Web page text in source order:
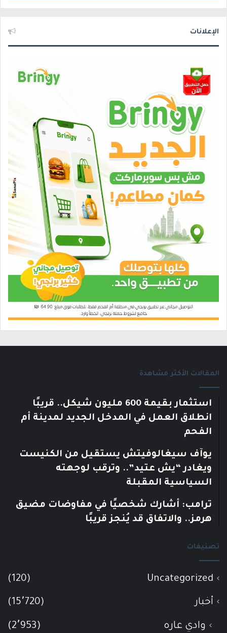
الإعلانات
المقالات الأكثر مشاهدة
استثمار بقيمة 600 مليون شيكل.. قريبًا
انطلاق العمل في المدخل الجديد لمدينة أم
الفحم
يوآف سيغالوفيتش يستقيل من الكنيست
ويغادر “يش عتيد”.. وترقب لوجهته
السياسية المقبلة
ترامب: أشارك شخصيًا في مفاوضات مضيق
هرمز.. والاتفاق قد يُنجز قريبًا
تصنيفات
Uncategorized
(120)
أخبار (15٬720)
وادي عاره (2٬953)